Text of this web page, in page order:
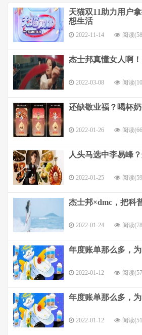
天猫双11助力用户
想生活
2022-11-14 阅读
杰士邦真懂女人啊！
2022-03-08 阅读
还缺敬业福？喝杯
2022-01-26 阅读
人头马选中李易峰
2022-01-25 阅读
杰士邦×dmc，把科
2022-01-24 阅读
年度账单那么多，
2022-01-12 阅读
年度账单那么多，
2022-01-12 阅读